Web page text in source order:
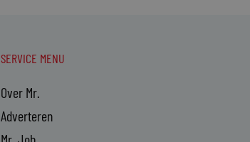
SERVICE MENU
Over Mr.
Adverteren